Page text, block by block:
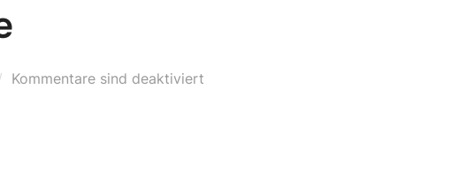
Kommentare sind deaktiviert